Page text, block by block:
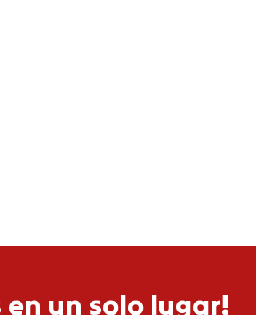
un solo lugar!